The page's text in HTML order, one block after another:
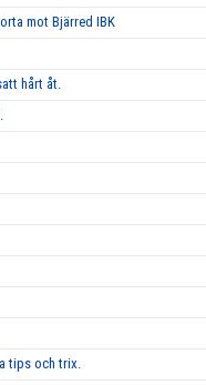
mot Bjärred IBK
hårt åt.
tips och trix.